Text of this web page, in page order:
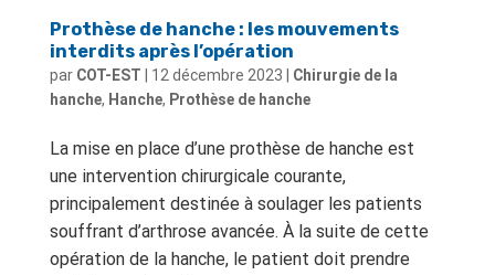
Prothèse de hanche : les mouvements
interdits après l’opération
par COT-EST 12 décembre 2023
Chirurgie de la
hanche, Hanche, Prothèse de hanche
La mise en place d’une prothèse de hanche est
une intervention chirurgicale courante,
principalement destinée à soulager les patients
souffrant d’arthrose avancée. À la suite de cette
opération de la hanche, le patient doit prendre